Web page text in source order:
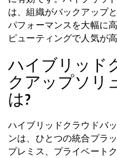
は、組織がバックアップ
パフォーマンスを大幅に
ピューティングで人気が
ハイブリッド
クアップソリ
は?
ハイブリッドクラウドバ
ンは、ひとつの統合プラ
プレミス、プライベート